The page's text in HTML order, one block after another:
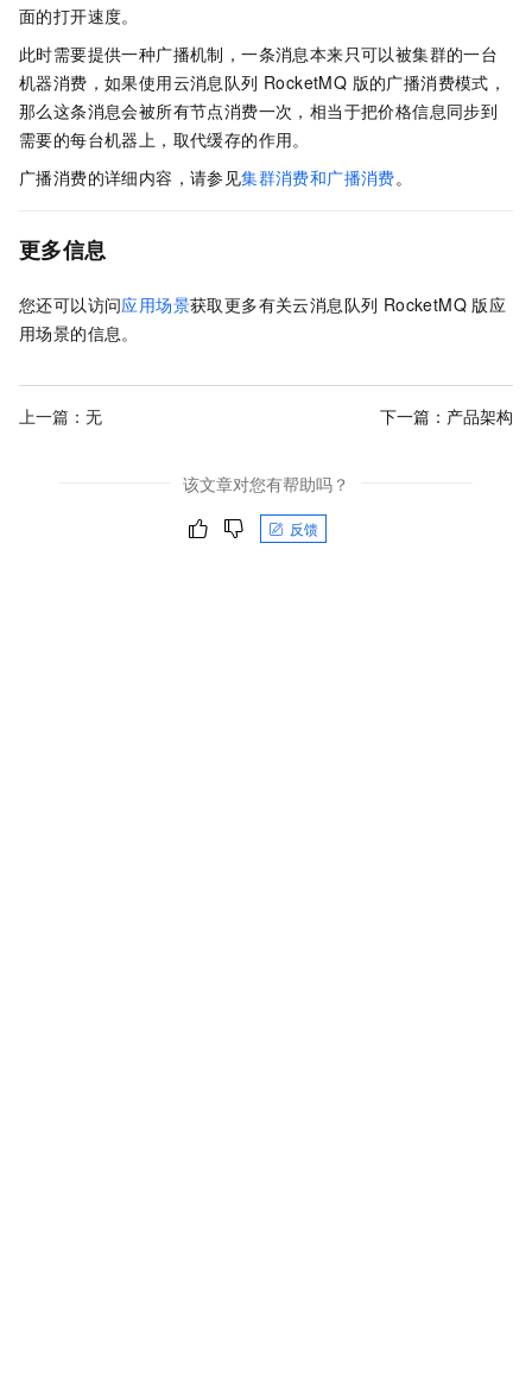
面的打开速度。
此时需要提供一种广播机制，一条消息本来只可以被集群的一台
机器消费，如果使用云消息队列 RocketMQ 版的广播消费模式，
那么这条消息会被所有节点消费一次，相当于把价格信息同步到
需要的每台机器上，取代缓存的作用。
广播消费的详细内容，请参见集群消费和广播消费。
更多信息
您还可以访问应用场景获取更多有关云消息队列 RocketMQ 版应
用场景的信息。
上一篇：无 下一篇： 产品架构
该文章对您有帮助吗？
反馈